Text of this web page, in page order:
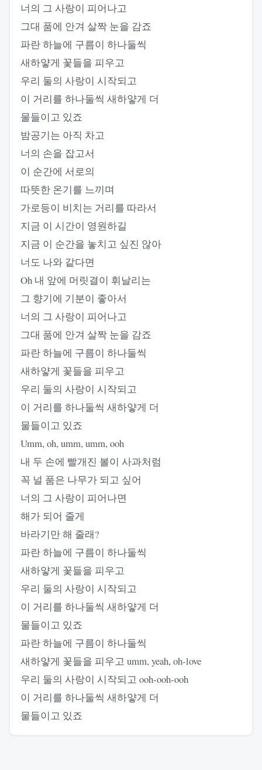
너의 그 사랑이 피어나고
그대 품에 안겨 살짝 눈을 감죠
파란 하늘에 구름이 하나둘씩
새하얗게 꽃들을 피우고
우리 둘의 사랑이 시작되고
이 거리를 하나둘씩 새하얗게 더
물들이고 있죠
밤공기는 아직 차고
너의 손을 잡고서
이 순간에 서로의
따뜻한 온기를 느끼며
가로등이 비치는 거리를 따라서
지금 이 시간이 영원하길
지금 이 순간을 놓치고 싶진 않아
너도 나와 같다면
Oh 내 앞에 머릿결이 휘날리는
그 향기에 기분이 좋아서
너의 그 사랑이 피어나고
그대 품에 안겨 살짝 눈을 감죠
파란 하늘에 구름이 하나둘씩
새하얗게 꽃들을 피우고
우리 둘의 사랑이 시작되고
이 거리를 하나둘씩 새하얗게 더
물들이고 있죠
Umm, oh, umm, umm, ooh
내 두 손에 빨개진 볼이 사과처럼
꼭 널 품은 나무가 되고 싶어
너의 그 사랑이 피어나면
해가 되어 줄게
바라기만 해 줄래?
파란 하늘에 구름이 하나둘씩
새하얗게 꽃들을 피우고
우리 둘의 사랑이 시작되고
이 거리를 하나둘씩 새하얗게 더
물들이고 있죠
파란 하늘에 구름이 하나둘씩
새하얗게 꽃들을 피우고 umm, yeah, oh-love
우리 둘의 사랑이 시작되고 ooh-ooh-ooh
이 거리를 하나둘씩 새하얗게 더
물들이고 있죠